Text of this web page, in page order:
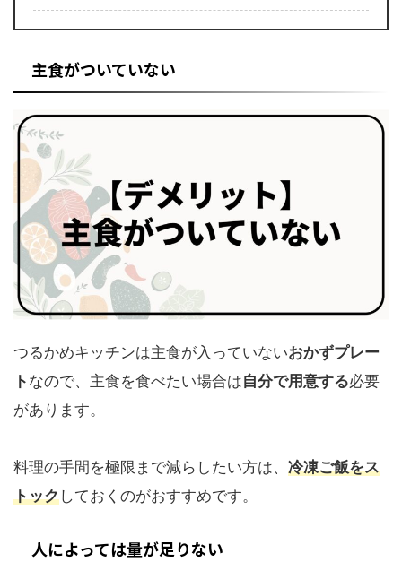
主食がついていない
つるかめキッチンは主食が入っていないおかずプレー
ト なので、主食を食べたい場合は自分で用意する必要
があります。
料理の手間を極限まで減らしたい方は、 冷凍ご飯をス
トックしておくのがおすすめです。
人によっては量が足りない